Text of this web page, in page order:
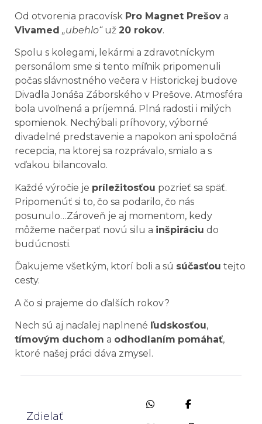
Od otvorenia pracovísk Pro Magnet Prešov a
Vivamed „ubehlo“už 20 rokov.
Spolu s kolegami, lekármi a zdravotníckym
personálom sme si tento míľnik pripomenuli
počas slávnostného večera v Historickej budove
Divadla Jonáša Záborského v Prešove. Atmosféra
bola uvoľnená a príjemná. Plná radosti i milých
spomienok. Nechýbali príhovory, výborné
divadelné predstavenie a napokon ani spoločná
recepcia, na ktorej sa rozprávalo, smialo a s
vďakou bilancovalo.
Každé výročie je príležitosťou pozrieť sa späť.
Pripomenúť si to, čo sa podarilo, čo nás
posunulo…Zároveň je aj momentom, kedy
môžeme načerpať novú silu a inšpiráciu do
budúcnosti.
Ďakujeme všetkým, ktorí boli a sú súčasťou tejto
cesty.
A čo si prajeme do ďalších rokov?
Nech sú aj naďalej naplnené ľudskosťou,
tímovým duchom a odhodlaním pomáhať,
ktoré našej práci dáva zmysel.
Zdielať